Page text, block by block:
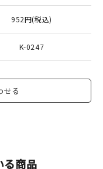
952円(税込)
K-0247
せる
る商品